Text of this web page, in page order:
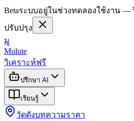
Betaระบบอยู่ในช่วงทดลองใช้งาน —
ปรับปรุง
มู
Mulute
วิเคราะห์ฟรี
ปรึกษา AI
เรียนรู้
วัดดังบทความราคา